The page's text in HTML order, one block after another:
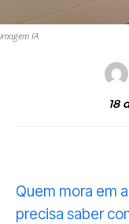
imagem IA
18
Quem mora em
precisa saber